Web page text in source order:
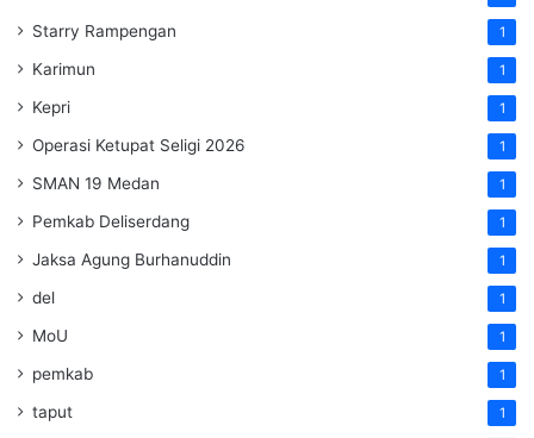
Starry Rampengan 1
Karimun 1
Kepri 1
Operasi Ketupat Seligi 2026 1
SMAN 19 Medan 1
Pemkab Deliserdang 1
Jaksa Agung Burhanuddin 1
del 1
MoU 1
pemkab 1
taput 1